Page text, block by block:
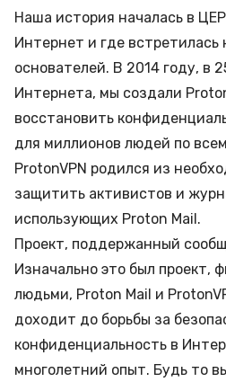
Наша история началась в
Интернет и где
основателей. В 2014 году, в
Интернета, мы создали
восстановить
для миллионов людей по
ProtonVPN родился из
защитить активистов и
использующих Proton Mail.
Проект, поддержанный
Изначально это был проект,
людьми, Proton Mail и
доходит до борьбы за
конфиденциальность в
многолетний опыт. Будь то